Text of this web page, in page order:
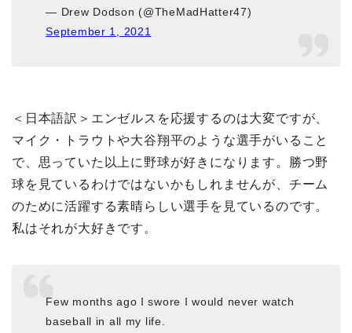
— Drew Dodson (@TheMadHatter47)
September 1, 2021
＜日本語訳＞エンゼルスを応援するのは大変ですが、
マイク・トラウトや大谷翔平のような選手がいること
で、思っていた以上に野球が好きになります。勝つ野
球を見ているわけではないかもしれませんが、チーム
のために活躍する素晴らしい選手を見ているのです。
私はそれが大好きです。
Few months ago I swore I would never watch
baseball in all my life.